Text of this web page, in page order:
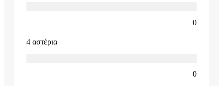
0
4 αστέρια
0